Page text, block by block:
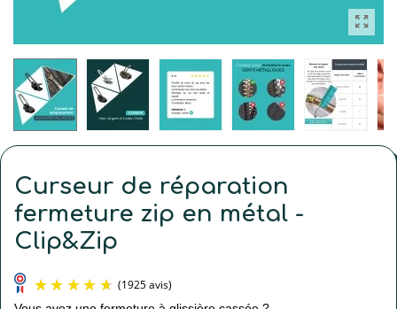
Curseur de réparation
fermeture zip en métal -
Clip&Zip